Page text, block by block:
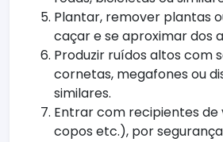
Plantar, remover plantas
caçar e se aproximar dos
Produzir ruídos altos com
cornetas, megafones ou
similares.
Entrar com recipientes de
copos etc.), por